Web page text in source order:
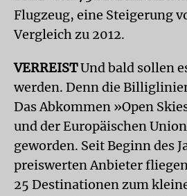
Flugzeug, eine Steigerung
Vergleich zu 2012.
VERREISTUnd bald sollen
werden. Denn die
Das Abkommen »Open
und der Europäischen
geworden. Seit Beginn des
preiswerten Anbieter
25 Destinationen zum